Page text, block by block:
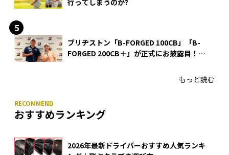
ブリヂストン「B-FORGED 100CB」「B-
FORGED 200CB＋」が正式にお披露目！
もっと読む
おすすめランキング
2026年最新ドライバーおすすめ人気ランキ